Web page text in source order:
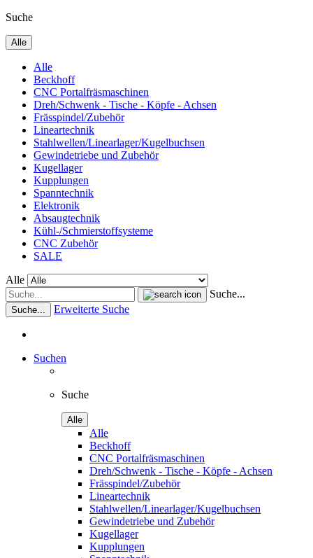
Suche
Alle
Alle
Beckhoff
CNC Portalfräsmaschinen
Dreh/Schwenk - Tische - Köpfe - Achsen
Frässpindel/Zubehör
Lineartechnik
Stahlwellen/Linearlager/Kugelbuchsen
Gewindetriebe und Zubehör
Kugellager
Kupplungen
Spanntechnik
Elektronik
Absaugtechnik
Kühl-/Schmierstoffsysteme
CNC Zubehör
SALE
Alle
Suche...
Suche... Erweiterte Suche
Suchen
Suche
Alle
Alle
Beckhoff
CNC Portalfräsmaschinen
Dreh/Schwenk - Tische - Köpfe - Achsen
Frässpindel/Zubehör
Lineartechnik
Stahlwellen/Linearlager/Kugelbuchsen
Gewindetriebe und Zubehör
Kugellager
Kupplungen